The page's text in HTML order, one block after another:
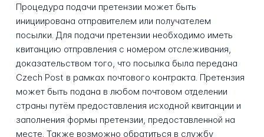
Процедура подачи претензии может быть
инициирована отправителем или получателем
посылки. Для подачи претензии необходимо иметь
квитанцию отправления с номером отслеживания,
доказательством того, что посылка была передана
Czech Post в рамках почтового контракта. Претензия
может быть подана в любом почтовом отделении
страны путём предоставления исходной квитанции и
заполнения формы претензии, предоставленной на
месте. Также возможно обратиться в службу